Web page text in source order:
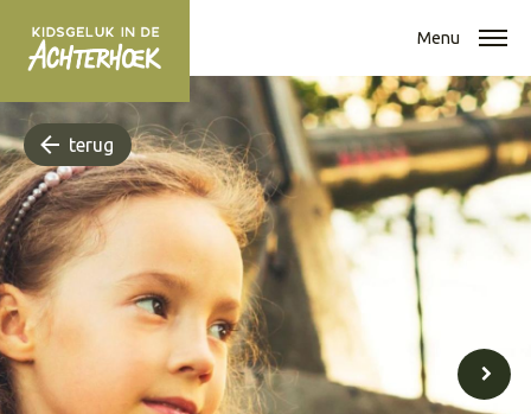
Menu
terug